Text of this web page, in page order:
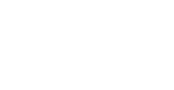
и приложений от